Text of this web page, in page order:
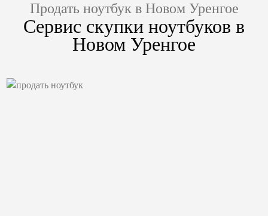
Продать ноутбук в Новом Уренгое
Сервис скупки ноутбуков в
Новом Уренгое